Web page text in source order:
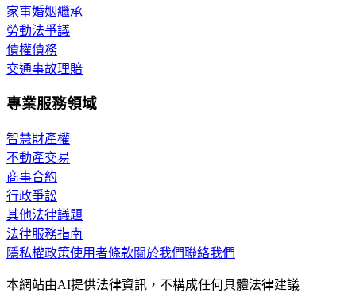
家事婚姻繼承
勞動法爭議
債權債務
交通事故理賠
專業服務領域
智慧財產權
不動產交易
商事合約
行政爭訟
其他法律議題
法律服務指南
隱私權政策使用者條款關於我們聯絡我們
本網站由AI提供法律資訊，不構成任何具體法律建議